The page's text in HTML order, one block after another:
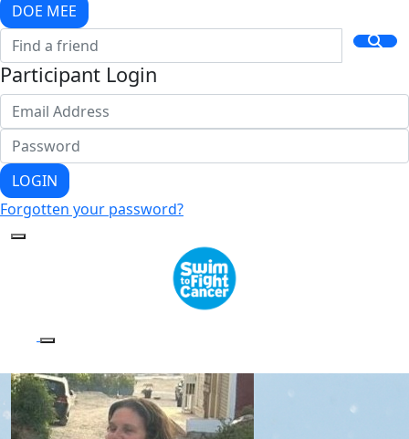
DOE MEE
Participant Login
LOGIN
Forgotten your password?